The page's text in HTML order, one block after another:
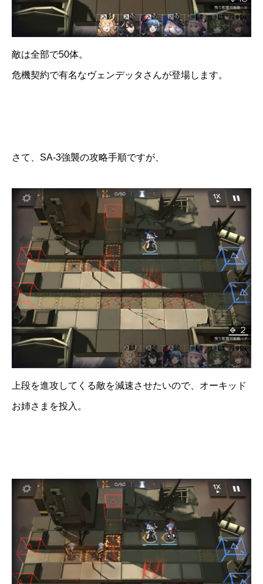
敵は全部で50体。
危機契約で有名なヴェンデッタさんが登場します。
さて、SA-3強襲の攻略手順ですが、
上段を進攻してくる敵を減速させたいので、オーキッド
お姉さまを投入。